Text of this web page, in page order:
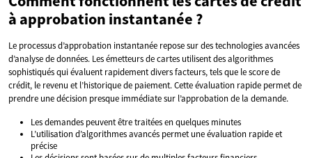
à approbation instantanée ?
Le processus d’approbation instantanée repose sur des technologies avancées
d’analyse de données. Les émetteurs de cartes utilisent des algorithmes
sophistiqués qui évaluent rapidement divers facteurs, tels que le score de
crédit, le revenu et l’historique de paiement. Cette évaluation rapide permet de
prendre une décision presque immédiate sur l’approbation de la demande.
Les demandes peuvent être traitées en quelques minutes
L’utilisation d’algorithmes avancés permet une évaluation rapide et
précise